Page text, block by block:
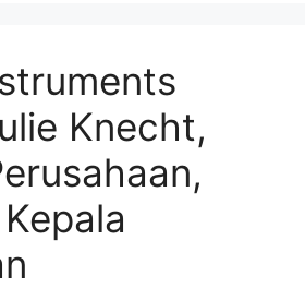
Knecht,